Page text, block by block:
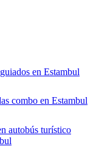
en Estambul
combo en Estambul
autobús turístico